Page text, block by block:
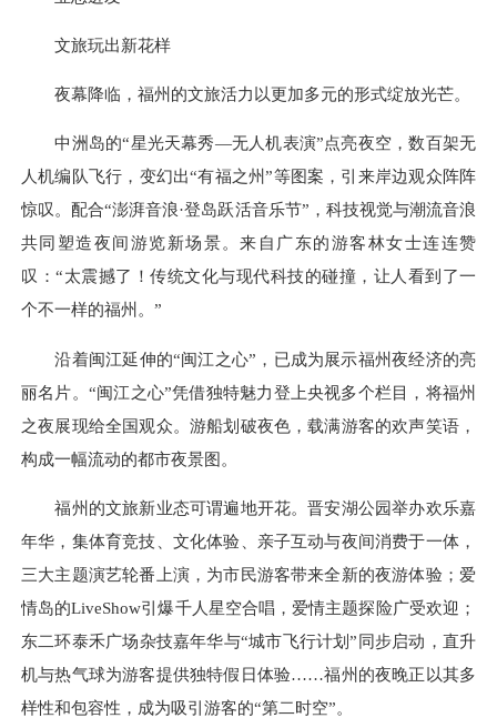
文旅玩出新花样
夜幕降临，福州的文旅活力以更加多元的形式绽放光芒。
中洲岛的“星光天幕秀—无人机表演”点亮夜空，数百架无
人机编队飞行，变幻出“有福之州”等图案，引来岸边观众阵阵
惊叹。配合“澎湃音浪·登岛跃活音乐节”，科技视觉与潮流音浪
共同塑造夜间游览新场景。来自广东的游客林女士连连赞
叹：“太震撼了！传统文化与现代科技的碰撞，让人看到了一
个不一样的福州。”
沿着闽江延伸的“闽江之心”，已成为展示福州夜经济的亮
丽名片。“闽江之心”凭借独特魅力登上央视多个栏目，将福州
之夜展现给全国观众。游船划破夜色，载满游客的欢声笑语，
构成一幅流动的都市夜景图。
福州的文旅新业态可谓遍地开花。晋安湖公园举办欢乐嘉
年华，集体育竞技、文化体验、亲子互动与夜间消费于一体，
三大主题演艺轮番上演，为市民游客带来全新的夜游体验；爱
情岛的LiveShow引爆千人星空合唱，爱情主题探险广受欢迎；
东二环泰禾广场杂技嘉年华与“城市飞行计划”同步启动，直升
机与热气球为游客提供独特假日体验……福州的夜晚正以其多
样性和包容性，成为吸引游客的“第二时空”。